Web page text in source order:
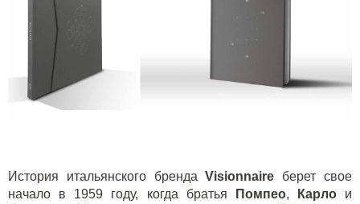
История итальянского брендаVisionnaire берет свое
начало в 1959 году, когда братья
Помпео, Карлои